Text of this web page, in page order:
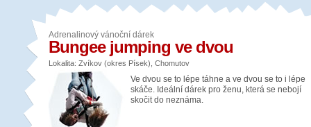
Adrenalinový vánoční dárek
Bungee jumping ve dvou
Lokalita: Zvíkov (okres Písek), Chomutov
Ve dvou se to lépe táhne a ve dvou se to i lépe
skáče. Ideální dárek pro ženu, která se nebojí
skočit do neznáma.